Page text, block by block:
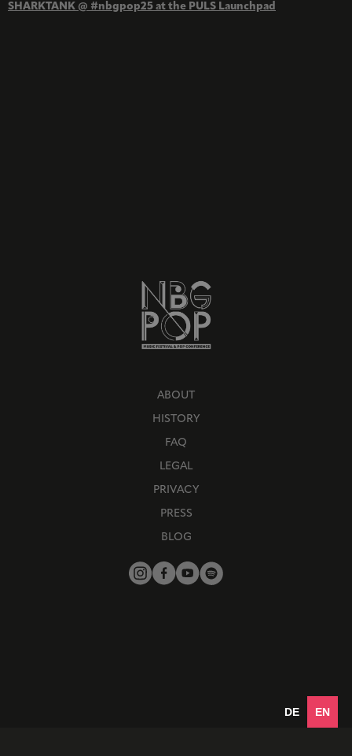
SHARKTANK @ #nbgpop25 at the PULS Launchpad
ABOUT
HISTORY
FAQ
LEGAL
PRIVACY
PRESS
BLOG
DE EN